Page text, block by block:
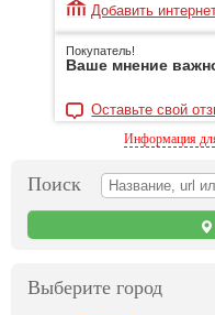
Добавить
Покупатель!
Ваше мнение
Оставьте свой
Информация
Поиск
Выберите город